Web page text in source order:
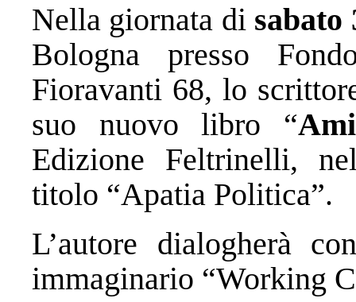
Nella giornata di sabato
Bologna presso
Fioravanti 68, lo
suo nuovo libro “
Edizione Feltrinelli,
titolo “Apatia Politica”.
L’autore dialogherà
immaginario “Working